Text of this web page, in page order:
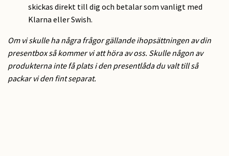
skickas direkt till dig och betalar som vanligt med
Klarna eller Swish.
Om vi skulle ha några frågor gällande ihopsättningen av din
presentbox så kommer vi att höra av oss. Skulle någon av
produkterna inte få plats i den presentlåda du valt till så
packar vi den fint separat.